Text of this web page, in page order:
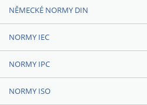
NĚMECKÉ NORMY DIN
NORMY IEC
NORMY IPC
NORMY ISO